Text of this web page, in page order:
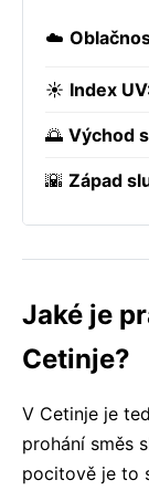
☁️
☀️ Index
🌅 Východ
🌇 Západ
Jaké je
Cetinje?
V Cetinje je
prohání směs
pocitově je to